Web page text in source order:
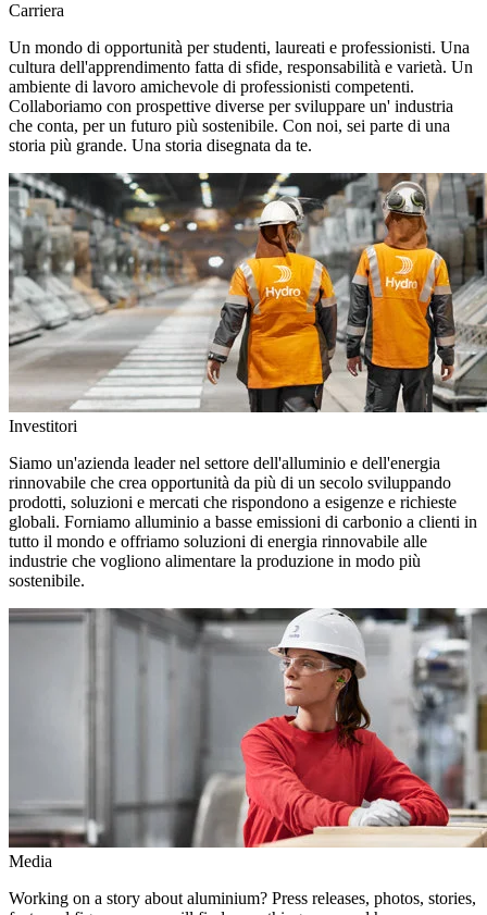
Carriera
Un mondo di opportunità per studenti, laureati e professionisti. Una
cultura dell'apprendimento fatta di sfide, responsabilità e varietà. Un
ambiente di lavoro amichevole di professionisti competenti.
Collaboriamo con prospettive diverse per sviluppare un' industria
che conta, per un futuro più sostenibile. Con noi, sei parte di una
storia più grande. Una storia disegnata da te.
Investitori
Siamo un'azienda leader nel settore dell'alluminio e dell'energia
rinnovabile che crea opportunità da più di un secolo sviluppando
prodotti, soluzioni e mercati che rispondono a esigenze e richieste
globali. Forniamo alluminio a basse emissioni di carbonio a clienti in
tutto il mondo e offriamo soluzioni di energia rinnovabile alle
industrie che vogliono alimentare la produzione in modo più
sostenibile.
Media
Working on a story about aluminium? Press releases, photos, stories,